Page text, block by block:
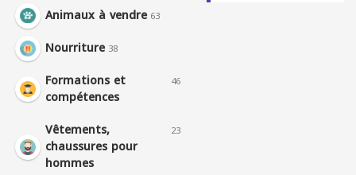
Animaux à vendre 63
Nourriture 38
Formations et
compétences
46
Vêtements,
chaussures pour
hommes
23